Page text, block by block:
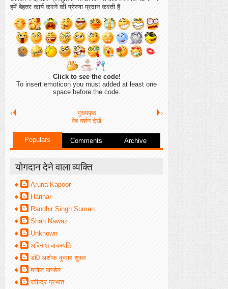
हमें बेहतर कार्य करने की प्रेरणा प्रदान करती हैं.
Click to see the code!
To insert emoticon you must added at least one
space before the code.
‹ ›
मुख्यपृष्ठ
वेब वर्शन देखें
Populars Comments Archive
योगदान देने वाला व्यक्ति
Aruna Kapoor
Harihar
Randhir Singh Suman
Shah Nawaz
Unknown
अविनाश वाचस्पति
डॉ0 अशोक कुमार शुक्ल
मनोज पाण्डेय
रवीन्द्र प्रभात